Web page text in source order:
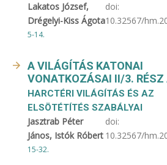
Lakatos József,
Drégelyi-Kiss Ágota
doi:
10.32567/
5-14.
A VILÁGÍTÁS KATONAI
VONATKOZÁSAI II/3. RÉSZ
HARCTÉRI VILÁGÍTÁS ÉS AZ
ELSÖTÉTÍTÉS SZABÁLYAI
Jasztrab Péter
János, Istók Róbert
doi:
10.32567/
15-32.